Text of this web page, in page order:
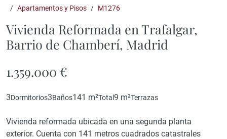
Apartamentos y Pisos M1276
Vivienda Reformada en Trafalgar,
Barrio de Chamberí, Madrid
1.359.000 €
3Dormitorios3Baños141 m²Total9 m²Terrazas
Vivienda reformada ubicada en una segunda planta
exterior. Cuenta con 141 metros cuadrados catastrales